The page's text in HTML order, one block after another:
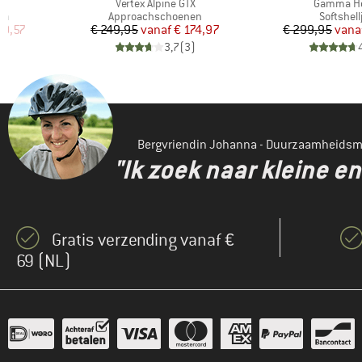
prijs
Vertex Alpine GTX
Productgroep
Approachschoenen
Prijs
€ 249,95 Verlaagde prijs
vanaf€ 174,97
3,7(3)
Gamma
€ 299,95
Bergvriendin Johanna -
"Ik zoek naar kleine
Gratis verzending vanaf €
69 (NL)